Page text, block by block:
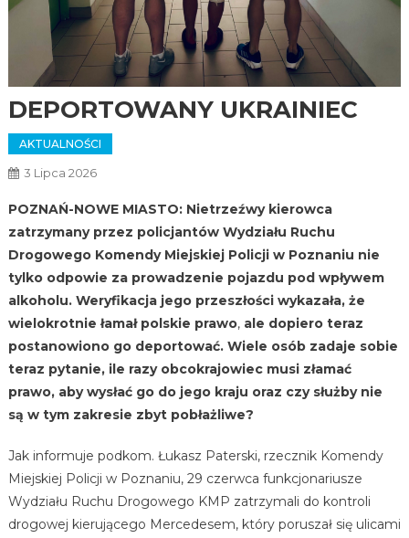
DEPORTOWANY UKRAINIEC
AKTUALNOŚCI
3 Lipca 2026
POZNAŃ-NOWE MIASTO: Nietrzeźwy kierowca
zatrzymany przez policjantów Wydziału Ruchu
Drogowego Komendy Miejskiej Policji w Poznaniu nie
tylko odpowie za prowadzenie pojazdu pod wpływem
alkoholu. Weryfikacja jego przeszłości wykazała, że
wielokrotnie łamał polskie prawo, ale dopiero teraz
postanowiono go deportować. Wiele osób zadaje sobie
teraz pytanie, ile razy obcokrajowiec musi złamać
prawo, aby wysłać go do jego kraju oraz czy służby nie
są w tym zakresie zbyt pobłażliwe?
Jak informuje podkom. Łukasz Paterski, rzecznik Komendy
Miejskiej Policji w Poznaniu, 29 czerwca funkcjonariusze
Wydziału Ruchu Drogowego KMP zatrzymali do kontroli
drogowej kierującego Mercedesem, który poruszał się ulicami